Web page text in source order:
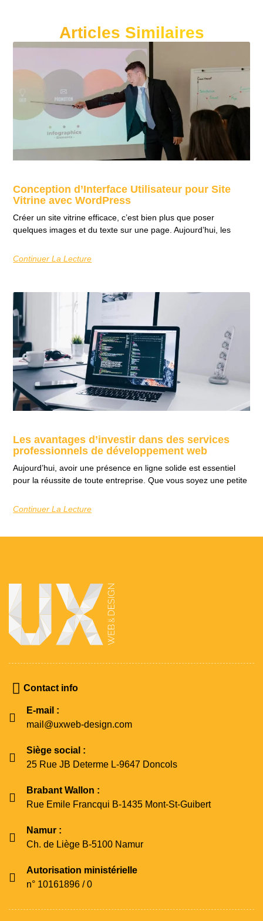
Articles Similaires
Conception d’Interface Utilisateur pour Site
Vitrine avec WordPress
Créer un site vitrine efficace, c’est bien plus que poser
quelques images et du texte sur une page. Aujourd’hui, les
Continuer La Lecture
Les avantages d’investir dans des services
professionnels de développement web
Aujourd’hui, avoir une présence en ligne solide est essentiel
pour la réussite de toute entreprise. Que vous soyez une petite
Continuer La Lecture
Contact info
E-mail :
mail@uxweb-design.com
Siège social :
25 Rue JB Determe L-9647 Doncols
Brabant Wallon :
Rue Emile Francqui B-1435 Mont-St-Guibert
Namur :
Ch. de Liège B-5100 Namur
Autorisation ministérielle
n° 10161896 / 0